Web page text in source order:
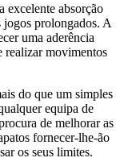
excelente absorção
jogos prolongados. A
uma aderência
realizar movimentos
do que um simples
equipa de
de melhorar as
fornecer-lhe-ão
os seus limites.